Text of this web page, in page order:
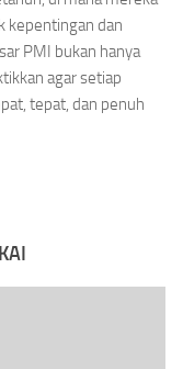
kepentingan dan
PMI bukan hanya
agar setiap
tepat, dan penuh